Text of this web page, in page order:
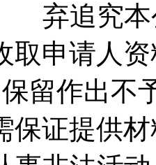
弃追究
取申请人
留作出不
保证提供